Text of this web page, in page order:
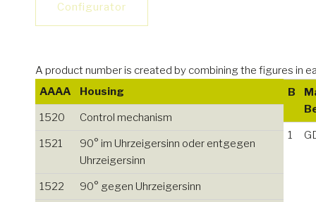
Configurator
A product number is created by combining the figures in
AAAA
Housing
1520 Control mechanism
1521
90° im Uhrzeigersinn oder entgegen
Uhrzeigersinn
1522 90° gegen Uhrzeigersinn
B
1